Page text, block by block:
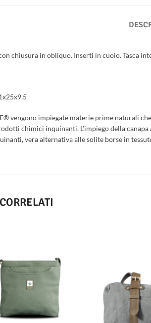
chiusura in obliquo. Inserti in cuoio. Tasca
vengono impiegate materie prime naturali
chimici inquinanti. L’impiego della
vera alternativa alle solite borse in